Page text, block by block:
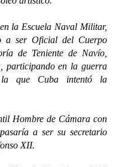
Escuela Naval Militar,
a ser Oficial del Cuerpo
de Teniente de Navío,
participando en la guerra
que Cuba intentó la
de Cámara con
a ser su secretario
XII.